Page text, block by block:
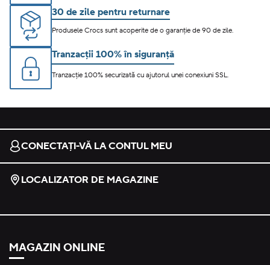
30 de zile pentru returnare
Produsele Crocs sunt acoperite de o garanție de 90 de zile.
Tranzacții 100% în siguranță
Tranzacție 100% securizată cu ajutorul unei conexiuni SSL.
CONECTAȚI-VĂ LA CONTUL MEU
LOCALIZATOR DE MAGAZINE
MAGAZIN ONLINE